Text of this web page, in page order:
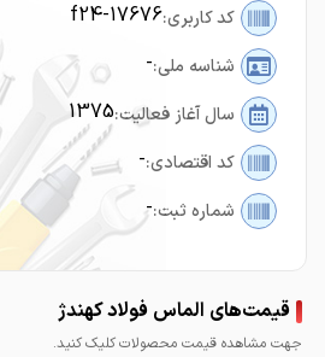
کد کاربری:f24-17676
شناسه ملی:-
سال آغاز فعالیت:1375
کد اقتصادی:-
شماره ثبت:-
قیمت‌های الماس فولاد کهندژ
جهت مشاهده قیمت محصولات کلیک کنید.